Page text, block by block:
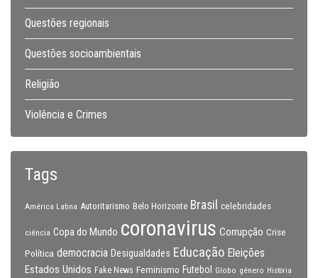
Questões regionais
Questões socioambientais
Religião
Violência e Crimes
Tags
América Latina Autoritarismo Belo Horizonte Brasil celebridades
ciência Copa do Mundo coronavirus Corrupção Crise
Política democracia Desigualdades Educação Eleições
Estados Unidos Fake News Feminismo Futebol Globo gênero História